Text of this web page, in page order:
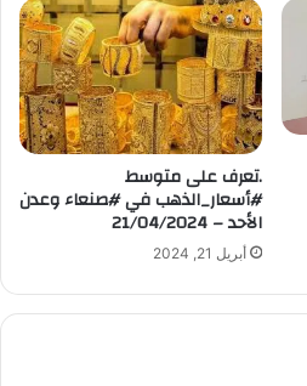
.تعرف على متوسط
#أسعار_الذهب في #صنعاء وعدن
الأحد – 21/04/2024
أبريل 21, 2024